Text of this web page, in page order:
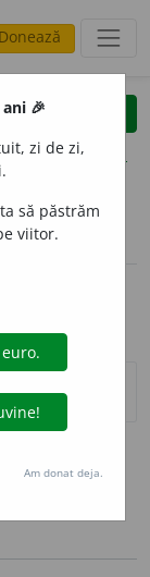
Donează
clear
opțiuni
🎉
zi de zi,
să păstrăm
viitor.
Am donat deja.